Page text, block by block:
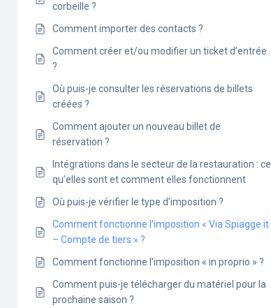
corbeille ?
Comment importer des contacts ?
Comment créer et/ou modifier un ticket d’entrée
?
Où puis-je consulter les réservations de billets
créées ?
Comment ajouter un nouveau billet de
réservation ?
Intégrations dans le secteur de la restauration : ce
qu’elles sont et comment elles fonctionnent
Où puis-je vérifier le type d’imposition ?
Comment fonctionne l’imposition « Via Spiagge.it
– Compte de tiers » ?
Comment fonctionne l’imposition « in proprio » ?
Comment puis-je télécharger du matériel pour la
prochaine saison ?